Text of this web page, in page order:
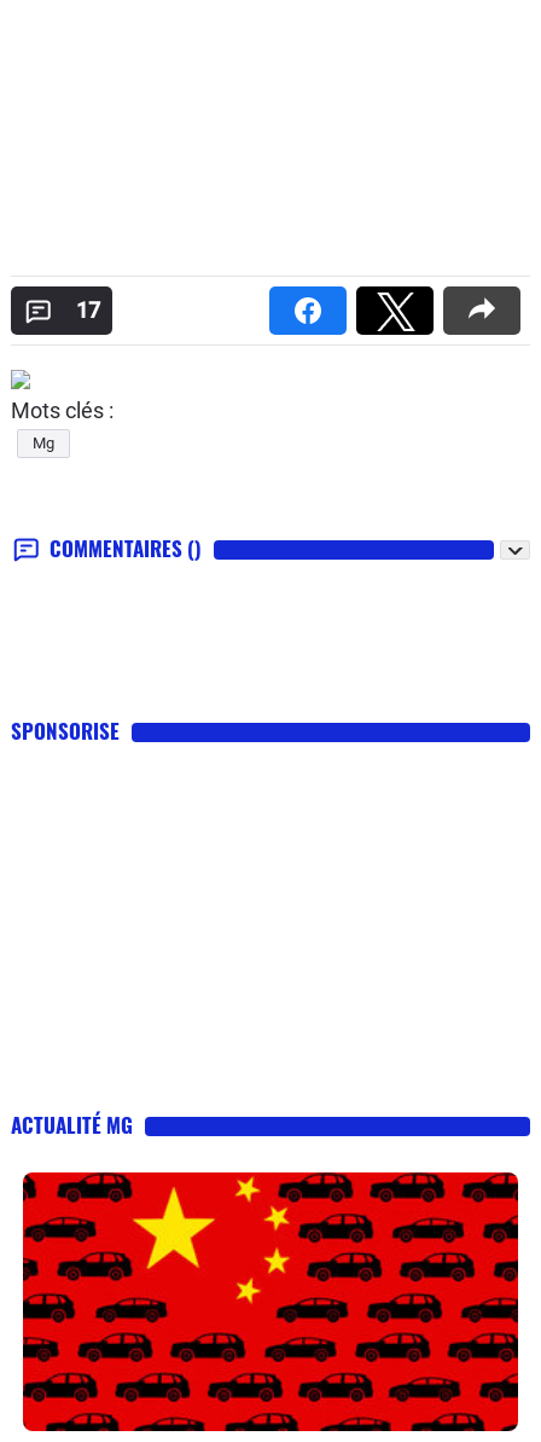
17
Mots clés :
Mg
COMMENTAIRES ()
SPONSORISE
ACTUALITÉ MG